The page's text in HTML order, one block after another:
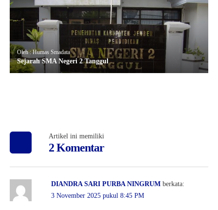
Oleh : Humas Smadata
Sejarah SMA Negeri 2 Tanggul
Artikel ini memiliki
2 Komentar
DIANDRA SARI PURBA NINGRUM berkata:
3 November 2025 pukul 8:45 PM